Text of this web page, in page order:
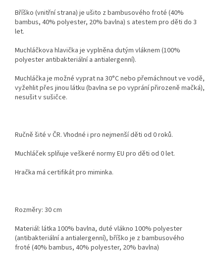
Bříško (vnitřní strana) je ušito z bambusového froté (40%
bambus, 40% polyester, 20% bavlna) s atestem pro děti do 3
let.
Muchláčkova hlavička je vyplněna dutým vláknem (100%
polyester antibakteriální a antialergenní).
Muchláčka je možné vyprat na 30°C nebo přemáchnout ve vodě,
vyžehlit přes jinou látku (bavlna se po vyprání přirozeně mačká),
nesušit v sušičce.
Ručně šité v ČR. Vhodné i pro nejmenší děti od 0 roků.
Muchláček splňuje veškeré normy EU pro děti od 0 let.
Hračka má certifikát pro miminka.
Rozměry: 30 cm
Materiál: látka 100% bavlna, duté vlákno 100% polyester
(antibakteriální a antialergenní), bříško je z bambusového
froté (40% bambus, 40% polyester, 20% bavlna)